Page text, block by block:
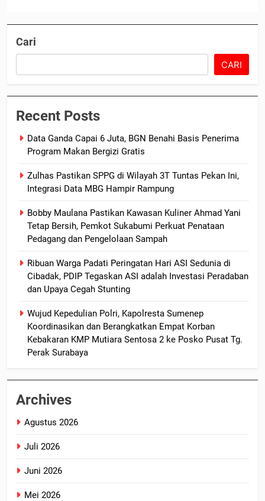
Cari
CARI
Recent Posts
Data Ganda Capai 6 Juta, BGN Benahi Basis Penerima
Program Makan Bergizi Gratis
Zulhas Pastikan SPPG di Wilayah 3T Tuntas Pekan Ini,
Integrasi Data MBG Hampir Rampung
Bobby Maulana Pastikan Kawasan Kuliner Ahmad Yani
Tetap Bersih, Pemkot Sukabumi Perkuat Penataan
Pedagang dan Pengelolaan Sampah
Ribuan Warga Padati Peringatan Hari ASI Sedunia di
Cibadak, PDIP Tegaskan ASI adalah Investasi Peradaban
dan Upaya Cegah Stunting
Wujud Kepedulian Polri, Kapolresta Sumenep
Koordinasikan dan Berangkatkan Empat Korban
Kebakaran KMP Mutiara Sentosa 2 ke Posko Pusat Tg.
Perak Surabaya
Archives
Agustus 2026
Juli 2026
Juni 2026
Mei 2026